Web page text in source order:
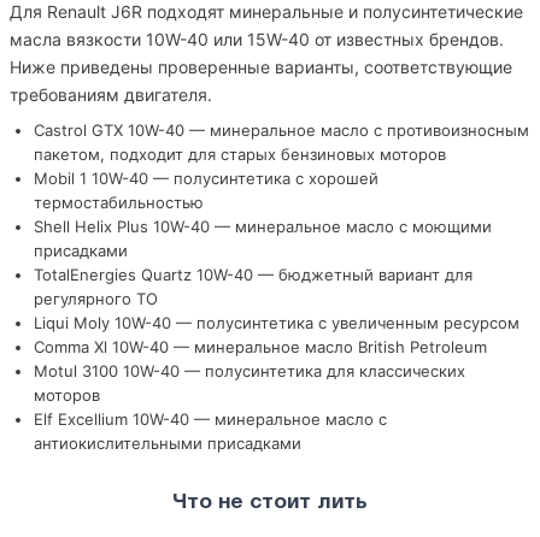
Для Renault J6R подходят минеральные и полусинтетические
масла вязкости 10W-40 или 15W-40 от известных брендов.
Ниже приведены проверенные варианты, соответствующие
требованиям двигателя.
Castrol GTX 10W-40 — минеральное масло с противоизносным
пакетом, подходит для старых бензиновых моторов
Mobil 1 10W-40 — полусинтетика с хорошей
термостабильностью
Shell Helix Plus 10W-40 — минеральное масло с моющими
присадками
TotalEnergies Quartz 10W-40 — бюджетный вариант для
регулярного ТО
Liqui Moly 10W-40 — полусинтетика с увеличенным ресурсом
Comma Xl 10W-40 — минеральное масло British Petroleum
Motul 3100 10W-40 — полусинтетика для классических
моторов
Elf Excellium 10W-40 — минеральное масло с
антиокислительными присадками
Что не стоит лить